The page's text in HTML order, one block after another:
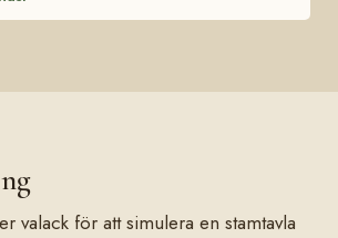
valack för att simulera en stamtavla